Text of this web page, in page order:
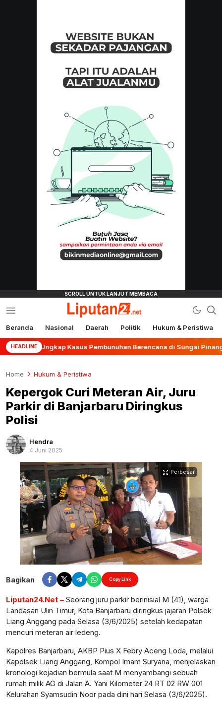
liputan24.net
Beranda Nasional Daerah Politik Hukum & Peristiwa
HEADLINE
Ungkap Kasus Pembunuhan Berencana di Sungai Pinang
Home Hukum & Peristiwa
Kepergok Curi Meteran Air, Juru
Parkir di Banjarbaru Diringkus
Polisi
Hendra
4 Juni 2025
Perbesar
Bagikan Copy Link
Liputan24.Net – Seorang juru parkir berinisial M (41), warga
Landasan Ulin Timur, Kota Banjarbaru diringkus jajaran Polsek
Liang Anggang pada Selasa (3/6/2025) setelah kedapatan
mencuri meteran air ledeng.
Kapolres Banjarbaru, AKBP Pius X Febry Aceng Loda, melalui
Kapolsek Liang Anggang, Kompol Imam Suryana, menjelaskan
kronologi kejadian bermula saat M menyambangi sebuah
rumah milik AG di Jalan A. Yani Kilometer 24 RT 02 RW 001
Kelurahan Syamsudin Noor pada dini hari Selasa (3/6/2025).